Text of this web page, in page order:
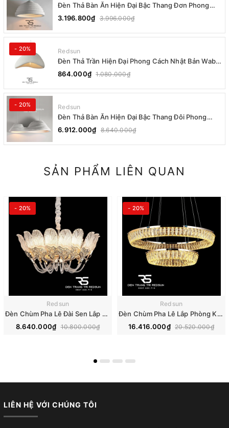
Đèn Thả Bàn Ăn Hiện Đại Bậc Thang Đơn Phong
Cách Nhật Bản Wabi-sabi DC-T078B
3.196.800₫ 3.996.000₫
- 20% Redsun
Đèn Thả Trần Hiện Đại Phong Cách Nhật Bản Wabi-
sabi CDT-T036 Dáng A
864.000₫ 1.080.000₫
- 20% Redsun
Đèn Thả Bàn Ăn Hiện Đại Bậc Thang Đôi Phong
Cách Nhật Bản Wabi-sabi DC-T078A
6.912.000₫ 8.640.000₫
SẢN PHẨM LIÊN QUAN
- 20%
Redsun
Đèn Chùm Pha Lê Đài Sen Lắp Phòng Khách, Phòng Ăn, Khách Sạn, Nhà Hàng Phong Cách Bắc Âu Hiện Đại DCP-018
8.640.000₫ 10.800.000₫
- 20%
Redsun
Đèn Chùm Pha Lê Lắp Phòng Khách, Phòng Ăn, Khách Sạn, Nhà Hàng Phong Cách Bắc Âu Hiện Đại DCP-019
16.416.000₫ 20.520.000₫
LIÊN HỆ VỚI CHÚNG TÔI